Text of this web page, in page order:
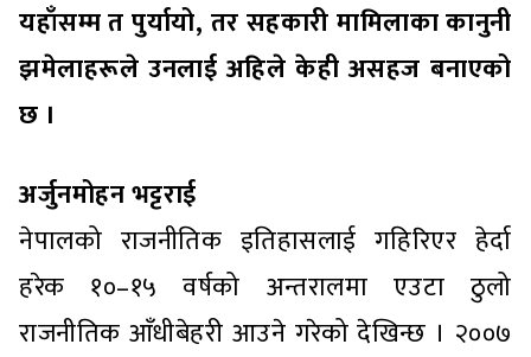
यहाँसम्म त पुर्यायो, तर सहकारी मामिलाका कानुनी
झमेलाहरूले उनलाई अहिले केही असहज बनाएको
छ ।
अर्जुनमोहन भट्टराई
नेपालको राजनीतिक इतिहासलाई गहिरिएर हेर्दा
हरेक १०–१५ वर्षको अन्तरालमा एउटा ठुलो
राजनीतिक आँधीबेहरी आउने गरेको देखिन्छ । २००७